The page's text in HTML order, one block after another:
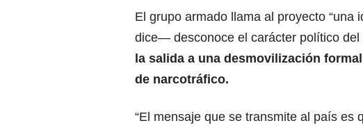
El grupo armado llama al proyecto
dice— desconoce el carácter político del
la salida a una desmovilización
de narcotráfico.
“El mensaje que se transmite al país es